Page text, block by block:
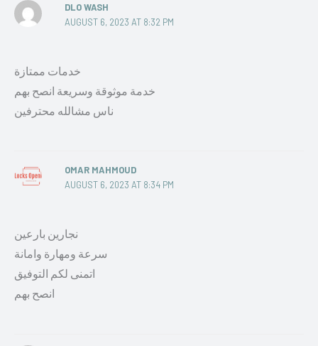
DLO WASH
AUGUST 6, 2023 AT 8:32 PM
خدمات ممتازة
خدمة موثوقة وسريعة انصح بهم
ناس مشالله محترفين
OMAR MAHMOUD
AUGUST 6, 2023 AT 8:34 PM
نجارين بارعين
سرعة ومهارة وامانة
اتمنى لكم التوفيق
انصح بهم